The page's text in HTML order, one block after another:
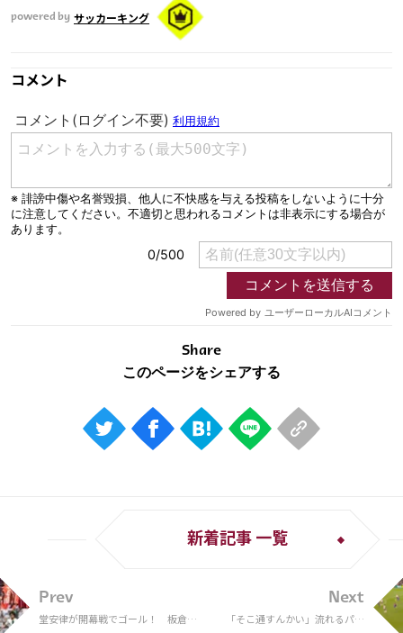
運営会社
ご利用にあたって
プライバシーポリシー
powered by サッカーキング
コメント
Share
Prev
堂安律が開幕戦でゴール！ 板倉滉
新着記事 一覧
Next
「そこ通すんかい」流れるパス